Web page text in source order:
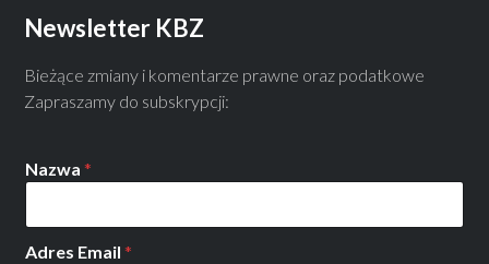
Newsletter KBZ
Bieżące zmiany i komentarze prawne oraz podatkowe
Zapraszamy do subskrypcji:
Nazwa*
Adres Email*